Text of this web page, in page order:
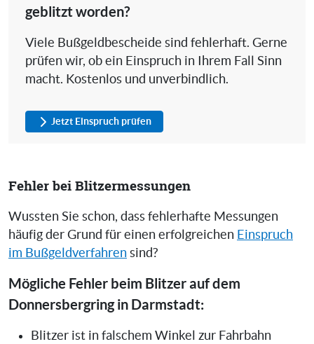
geblitzt worden?
Viele Bußgeldbescheide sind fehlerhaft. Gerne
prüfen wir, ob ein Einspruch in Ihrem Fall Sinn
macht. Kostenlos und unverbindlich.
Jetzt Einspruch prüfen
Fehler bei Blitzermessungen
Wussten Sie schon, dass fehlerhafte Messungen
häufig der Grund für einen erfolgreichen Einspruch
im Bußgeldverfahren sind?
Mögliche Fehler beim Blitzer auf dem
Donnersbergring in Darmstadt:
Blitzer ist in falschem Winkel zur Fahrbahn